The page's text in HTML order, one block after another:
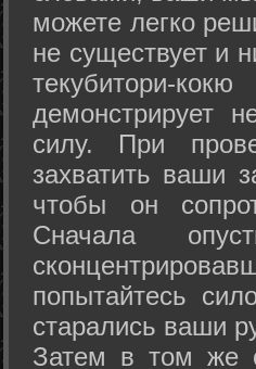
можете легко
не существует и
текубитори-
демонстрирует
силу. При
захватить ваши
чтобы он
Сначала
попытайтесь
старались ваши
Затем в том же